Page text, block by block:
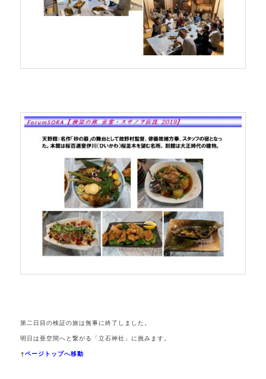
第二日目の検証の旅は無事に終了しました。
明日は亜空間へと繋がる「立石神社」に挑みます。
↑ページトップへ移動